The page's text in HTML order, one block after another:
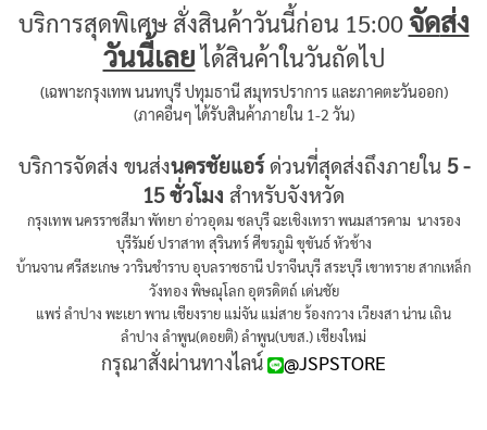
บริการสุดพิเศษ สั่งสินค้าวันนี้ก่อน 15:00จัดส่ง
วันนี้เลยได้สินค้าในวันถัดไป
(เฉพาะกรุงเทพ นนทบุรี ปทุมธานี สมุทรปราการ และภาคตะวันออก)
(ภาคอืนๆ ได้รับสินค้าภายใน 1-2 วัน)
บริการจัดส่ง ขนส่งนครชัยแอร์ด่วนที่สุดส่งถึงภายใน 5 -
15 ชั่วโมง สำหรับจังหวัด
กรุงเทพ นครราชสีมา พัทยา อ่าวอุดม ชลบุรี ฉะเชิงเทรา พนมสารคาม นางรอง
บุรีรัมย์ ปราสาท สุรินทร์ ศีขรภูมิ ขุขันธ์ หัวช้าง
บ้านจาน ศรีสะเกษวารินชำราบ อุบลราชธานี ปราจีนบุรี สระบุรี เขาทราย สากเหล็ก
วังทอง พิษณุโลก อุตรดิตถ์ เด่นชัย
แพร่ ลำปาง พะเยา พาน เชียงราย แม่จัน แม่สาย ร้องกวาง เวียงสา น่าน เถิน
ลำปาง ลำพูน(ดอยติ) ลำพูน(บขส.) เชียงใหม่
กรุณาสั่งผ่านทางไลน์ @JSPSTORE